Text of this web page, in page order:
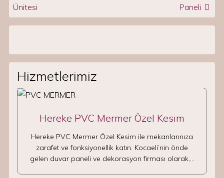
Ünitesi
Paneli
Hizmetlerimiz
Hereke PVC Mermer Özel Kesim
Hereke PVC Mermer Özel Kesim ile mekanlarınıza
zarafet ve fonksiyonellik katın. Kocaeli’nin önde
gelen duvar paneli ve dekorasyon firması olarak,…